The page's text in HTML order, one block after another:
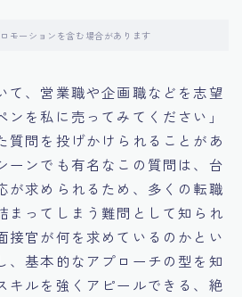
めの面接戦略
ールする方法
好な関係を築く方法
果的に伝える方法
モーションを含む場合があります
て、営業職や企画職などを志望
ンを私に売ってみてください」
質問を投げかけられることがあ
ーンでも有名なこの質問は、台
が求められるため、多くの転職
まってしまう難問として知られ
接官が何を求めているのかとい
、基本的なアプローチの型を知
キルを強くアピールできる、絶